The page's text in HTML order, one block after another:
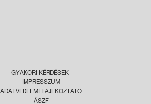
GYAKORI KÉRDÉSEK
IMPRESSZUM
ADATVÉDELMI TÁJÉKOZTATÓ
ÁSZF